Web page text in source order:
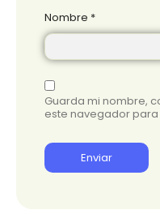
Nombre *
Guarda mi nombre,
este navegador